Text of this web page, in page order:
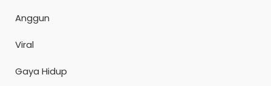
Anggun
Viral
Gaya Hidup